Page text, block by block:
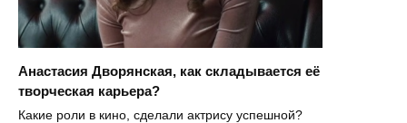
Анастасия Дворянская, как складывается её
творческая карьера?
Какие роли в кино, сделали актрису успешной?